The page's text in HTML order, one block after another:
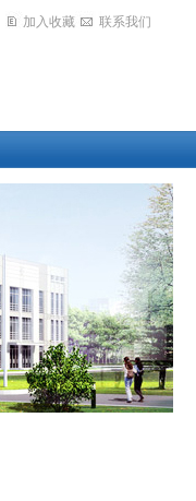
加入收藏 联系我们